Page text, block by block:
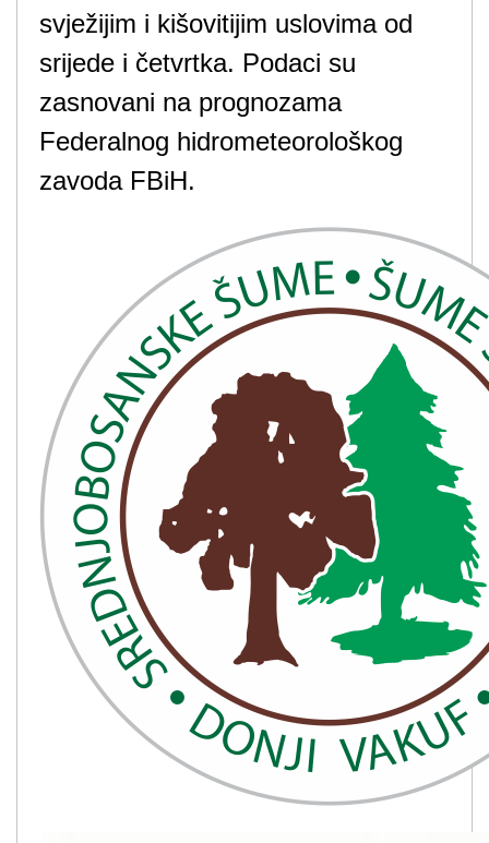
svježijim i kišovitijim uslovima od
srijede i četvrtka. Podaci su
zasnovani na prognozama
Federalnog hidrometeorološkog
zavoda FBiH.